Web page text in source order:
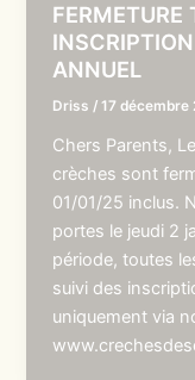
FERMETURE
ANNUEL
Driss /17 décembre
Chers Parents,
crèches sont
01/01/25 inclus.
portes le jeudi 2
période, toutes
suivi des
uniquement via